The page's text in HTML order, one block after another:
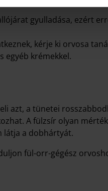
gyulladása, ezért
kérje ki orvosa
egyéb krémekkel.
azt, a tünetei
A fülzsír olyan
látja a dobhártyát.
fül-orr-gégész